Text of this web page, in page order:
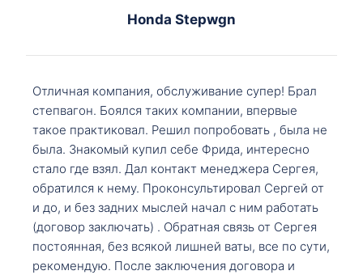
Honda Stepwgn
Отличная компания, обслуживание супер! Брал
степвагон. Боялся таких компании, впервые
такое практиковал. Решил попробовать , была не
была. Знакомый купил себе Фрида, интересно
стало где взял. Дал контакт менеджера Сергея,
обратился к нему. Проконсультировал Сергей от
и до, и без задних мыслей начал с ним работать
(договор заключать) . Обратная связь от Сергея
постоянная, без всякой лишней ваты, все по сути,
рекомендую. После заключения договора и